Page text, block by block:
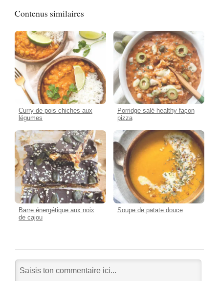
Contenus similaires
Curry de pois chiches aux
légumes
Porridge salé healthy façon
pizza
Barre énergétique aux noix
de cajou
Soupe de patate douce